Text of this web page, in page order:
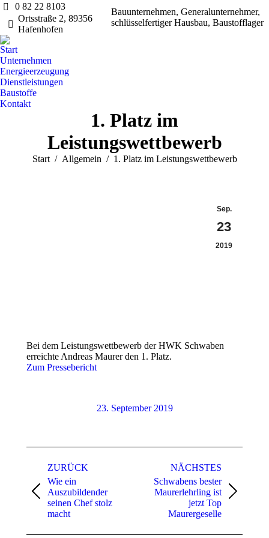
0 82 22 8103
Ortsstraße 2, 89356
Hafenhofen
Bauunternehmen, Generalunternehmer,
schlüsselfertiger Hausbau, Baustofflager
Start
Unternehmen
Energieerzeugung
Dienstleistungen
Baustoffe
Kontakt
1. Platz im
Leistungswettbewerb
Sie befinden sich hier:
Start Allgemein 1. Platz im Leistungswettbewerb
Sep.
23
2019
Bei dem Leistungswettbewerb der HWK Schwaben
erreichte Andreas Maurer den 1. Platz.
Zum Pressebericht
23. September 2019
ZURÜCK
Vorheriger
Beitrag:
Wie ein
Auszubildender
seinen Chef stolz
macht
NÄCHSTES
Nächster
Schwabens bester
Maurerlehrling ist
jetzt Top
Maurergeselle